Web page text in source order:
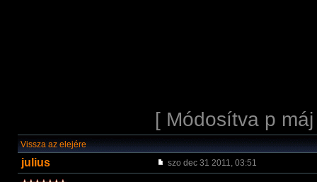
[ Módosítva p
Vissza az elejére
julius szo dec 31 2011, 03:51